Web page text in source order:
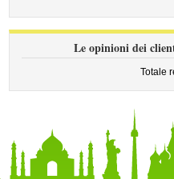
Le opinioni dei
Totale